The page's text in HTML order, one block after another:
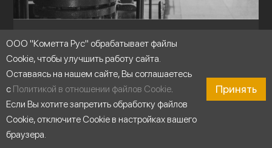
Циркуляция воды
ООО "Кометта Рус" обрабатывает файлы
Cookie, чтобы улучшить работу сайта.
Оставаясь на нашем сайте, Вы соглашаетесь
с Политикой в отношении файлов Cookie.
Если Вы хотите запретить обработку файлов
Cookie, отключите Cookie в настройках вашего
браузера.
Принять